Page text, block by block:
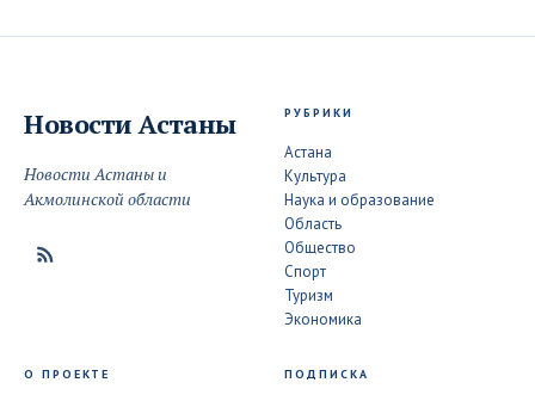
Новости Астаны
Новости Астаны и
Акмолинской области
РУБРИКИ
Астана
Культура
Наука и образование
Область
Общество
Спорт
Туризм
Экономика
О ПРОЕКТЕ ПОДПИСКА